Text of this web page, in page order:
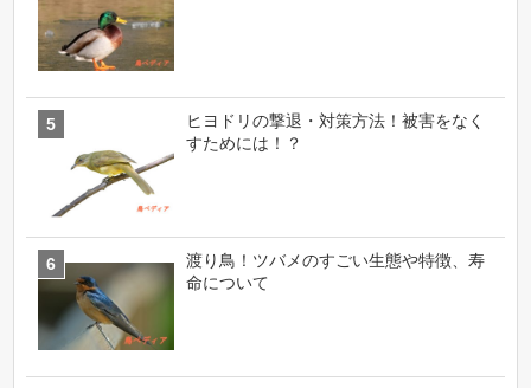
ヒヨドリの撃退・対策方法！被害をなく
すためには！？
渡り鳥！ツバメのすごい生態や特徴、寿
命について